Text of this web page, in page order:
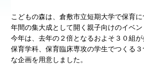
こどもの森は、倉敷市立短期大学で保育
年間の集大成として開く親子向けのイベン
今年は、去年の２倍となるおよそ３０組が
保育学科、保育臨床専攻の学生でつくる
な企画を用意しました。